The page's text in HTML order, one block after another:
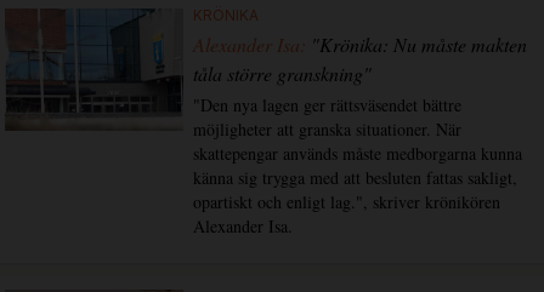
KRÖNIKA
Alexander Isa: "Krönika: Nu måste makten
tåla större granskning"
"Den nya lagen ger rättsväsendet bättre
möjligheter att granska situationer. När
skattepengar används måste medborgarna kunna
känna sig trygga med att besluten fattas sakligt,
opartiskt och enligt lag.", skriver krönikören
Alexander Isa.